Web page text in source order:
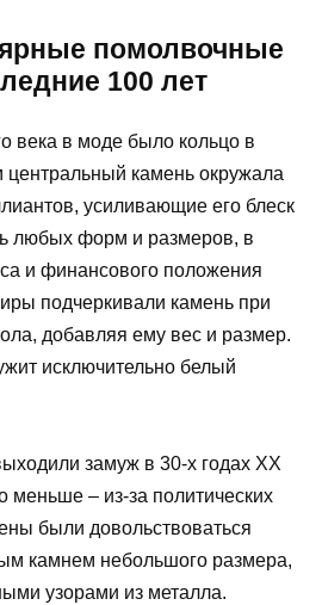
помолвочные
100 лет
века в моде было кольцо в
центральный камень окружала
усиливающие его блеск
любых форм и размеров, в
и финансового положения
подчеркивали камень при
добавляя ему вес и размер.
исключительно белый
замуж в 30-х годах ХХ
меньше – из-за политических
были довольствоваться
камнем небольшого размера,
узорами из металла.